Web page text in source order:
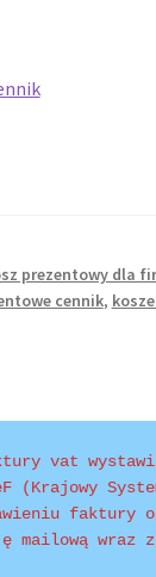
prezentowy dla
cennik,
vat
(Krajowy
faktury
mailową wraz